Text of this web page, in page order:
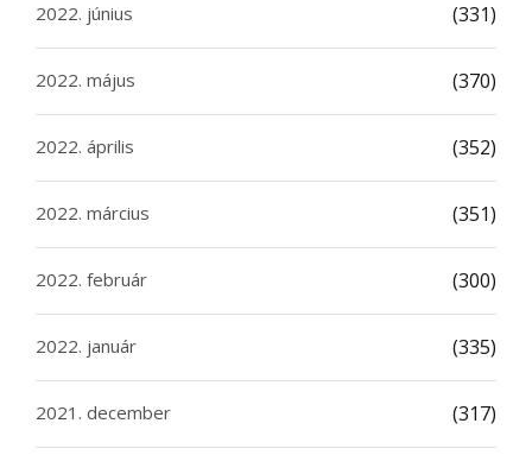
2022. június (331)
2022. május (370)
2022. április (352)
2022. március (351)
2022. február (300)
2022. január (335)
2021. december (317)